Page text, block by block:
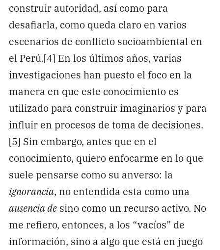
construir autoridad, así como para
desafiarla, como queda claro en varios
escenarios de conflicto socioambiental en
el Perú.[4] En los últimos años, varias
investigaciones han puesto el foco en la
manera en que este conocimiento es
utilizado para construir imaginarios y para
influir en procesos de toma de decisiones.
[5] Sin embargo, antes que en el
conocimiento, quiero enfocarme en lo que
suele pensarse como su anverso: la
ignorancia, no entendida esta como una
ausencia desino como un recurso activo. No
me refiero, entonces, a los “vacíos” de
información, sino a algo que está en juego